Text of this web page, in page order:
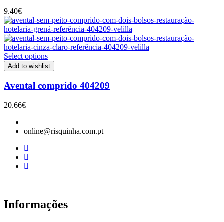
9.40€
Select options
Add to wishlist
Avental comprido 404209
20.66€
online@risquinha.com.pt
Informações